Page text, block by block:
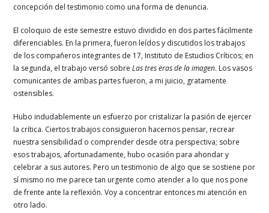
concepción del testimonio como una forma de denuncia.
El coloquio de este semestre estuvo dividido en dos partes fácilmente
diferenciables. En la primera, fueron leídos y discutidos los trabajos
de los compañeros integrantes de 17, Instituto de Estudios Críticos; en
la segunda, el trabajo versó sobreLas tres eras de la imagen. Los vasos
comunicantes de ambas partes fueron, a mi juicio, gratamente
ostensibles.
Hubo indudablemente un esfuerzo por cristalizar la pasión de ejercer
la crítica. Ciertos trabajos consiguieron hacernos pensar, recrear
nuestra sensibilidad o comprender desde otra perspectiva; sobre
esos trabajos, afortunadamente, hubo ocasión para ahondar y
celebrar a sus autores. Pero un testimonio de algo que se sostiene por
sí mismo no me parece tan urgente como atender a lo que nos pone
de frente ante la reflexión. Voy a concentrar entonces mi atención en
otro lado.